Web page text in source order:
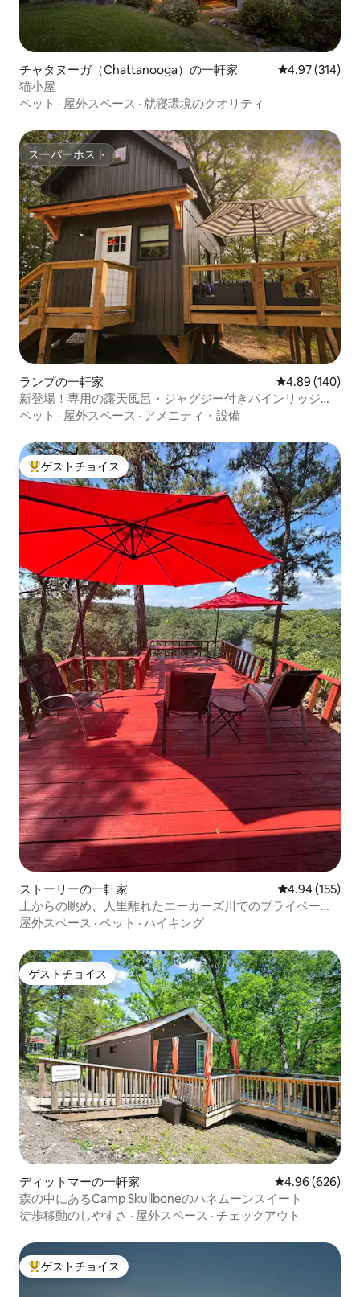
チャタヌーガ（Chattanooga）の一軒家 レビュー314
4.97 (314)
猫小屋
ペット · 屋外スペース · 就寝環境のクオリティ
スーパーホスト
スーパーホスト
ランプの一軒家 レビュー140
4.89 (140)
新登場！専用の露天風呂・ジャグジー付きパインリッジの
タイニーキャビン！
ペット · 屋外スペース · アメニティ・設備
大好評のゲストチョイスです。
ゲストチョイス
ストーリーの一軒家 レビュー155
4.94 (155)
上からの眺め、人里離れたエーカーズ川でのプライベート
カヤック
屋外スペース · ペット · ハイキング
ゲストチョイス
ゲストチョイス
ディットマーの一軒家 レビュー626
4.96 (626)
森の中にあるCamp Skullboneのハネムーンスイート
徒歩移動のしやすさ · 屋外スペース · チェックアウト
大好評のゲストチョイスです。
ゲストチョイス